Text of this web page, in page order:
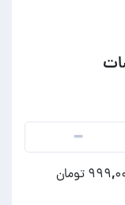
-
تومان